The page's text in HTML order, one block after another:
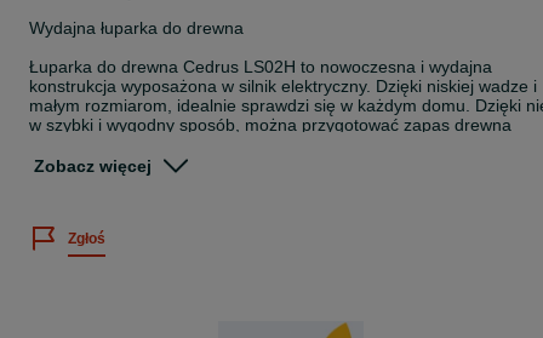
Wydajna łuparka do drewna
Łuparka do drewna Cedrus LS02H to nowoczesna i wydajna
konstrukcja wyposażona w silnik elektryczny. Dzięki niskiej wadze i
małym rozmiarom, idealnie sprawdzi się w każdym domu. Dzięki
w szybki i wygodny sposób, można przygotować zapas drewna
(długość) x 25cm (średnica). Aby przyspieszyć pracę, istnieje
również możliwość zamontowania opcjonalnego klina, dzięki
Wygodna i kompaktowa łuparka do drewna
Zobacz więcej
Zgłoś